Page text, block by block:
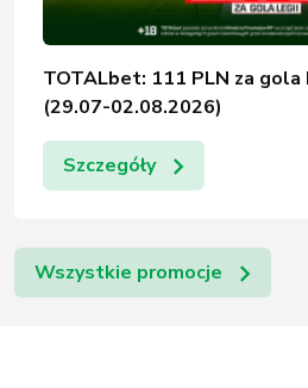
TOTALbet: 111 PLN za gola
(29.07-02.08.2026)
Szczegóły
Wszystkie promocje